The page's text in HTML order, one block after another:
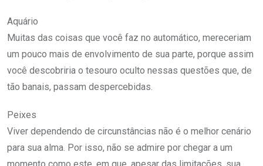
Aquário
Muitas das coisas que você faz no automático, mereceriam
um pouco mais de envolvimento de sua parte, porque assim
você descobriria o tesouro oculto nessas questões que, de
tão banais, passam despercebidas.
Peixes
Viver dependendo de circunstâncias não é o melhor cenário
para sua alma. Por isso, não se admire por chegar a um